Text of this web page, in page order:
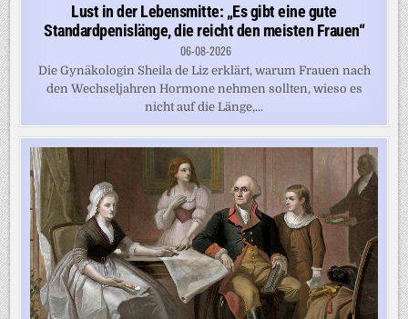
Lust in der Lebensmitte: „Es gibt eine gute
Standardpenislänge, die reicht den meisten Frauen“
06-08-2026
Die Gynäkologin Sheila de Liz erklärt, warum Frauen nach
den Wechseljahren Hormone nehmen sollten, wieso es
nicht auf die Länge,...